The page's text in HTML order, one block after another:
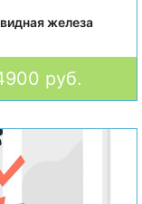
железа
руб.